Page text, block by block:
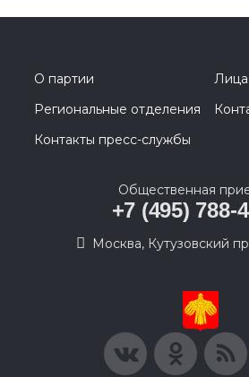
О партии
Лица
Региональные отделения
Контакты пресс-службы
Общественная
+7 (495) 788-
Москва, Кутузовский